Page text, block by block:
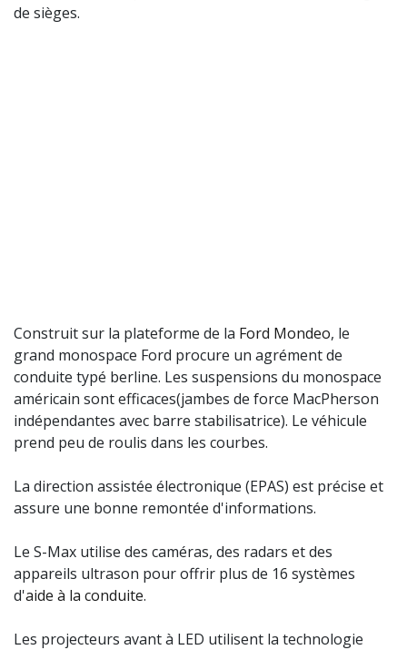
de sièges.
Construit sur la plateforme de la Ford Mondeo, le
grand monospace Ford procure un agrément de
conduite typé berline. Les suspensions du monospace
américain sont efficaces(jambes de force MacPherson
indépendantes avec barre stabilisatrice). Le véhicule
prend peu de roulis dans les courbes.
La direction assistée électronique (EPAS) est précise et
assure une bonne remontée d'informations.
Le S-Max utilise des caméras, des radars et des
appareils ultrason pour offrir plus de 16 systèmes
d'aide à la conduite.
Les projecteurs avant à LED utilisent la technologie